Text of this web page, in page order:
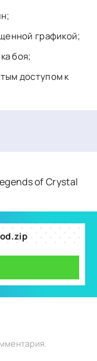
графикой;
боя;
доступом к
of Crystal